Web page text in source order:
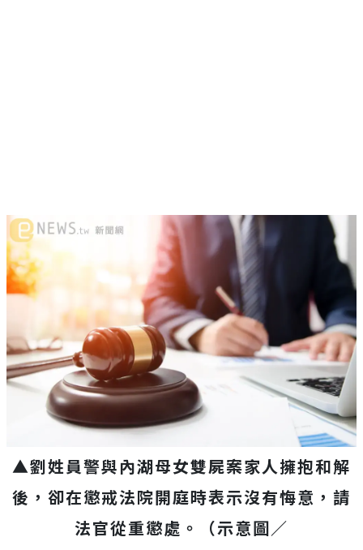
▲劉姓員警與內湖母女雙屍案家人擁抱和解
後，卻在懲戒法院開庭時表示沒有悔意，請
法官從重懲處。（示意圖／